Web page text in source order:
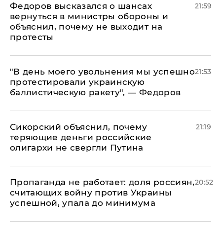
Федоров высказался о шансах
вернуться в министры обороны и
объяснил, почему не выходит на
протесты
21:59
​"В день моего увольнения мы успешно
протестировали украинскую
баллистическую ракету", — Федоров
21:53
Сикорский объяснил, почему
теряющие деньги российские
олигархи не свергли Путина
21:19
​Пропаганда не работает: доля россиян,
считающих войну против Украины
успешной, упала до минимума
20:52